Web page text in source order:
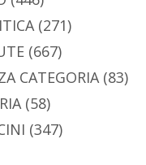
(271)
(667)
CATEGORIA(83)
(58)
(347)